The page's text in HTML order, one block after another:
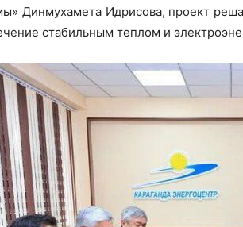
Динмухамета Идрисова, проект
стабильным теплом и